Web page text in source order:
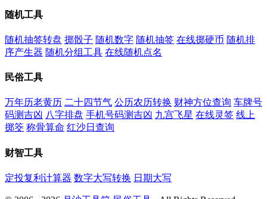
随机工具
随机抽签转盘 掷骰子 随机数字 随机抽签 在线掷硬币 随机排
序产生器 随机分组工具 在线随机点名
民俗工具
万年历老黄历 二十四节气 公历农历转换 财神方位查询 车牌号
码测吉凶 八字排盘 手机号码测吉凶 九宫飞星 在线灵签 线上
掷筊 称骨算命 红沙日查询
财智工具
定投复利计算器 数字大写转换 日期大写